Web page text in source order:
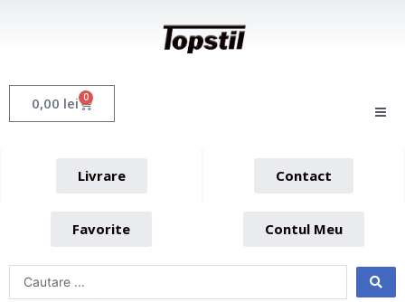
0,00 lei 0 Cart
Livrare Contact
Favorite Contul Meu